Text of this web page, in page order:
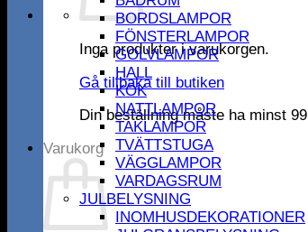
Inga produkter i varukorgen.
Gå tillbaka till butiken
Din beställning måste ha minst 99
Varukorg
BORDSLAMPOR
FÖNSTERLAMPOR
GOLVLAMPOR
HALL
KÖK
NATTLAMPOR
TAKLAMPOR
TVÄTTSTUGA
VÄGGLAMPOR
VARDAGSRUM
JULBELYSNING
INOMHUSDEKORATIONER